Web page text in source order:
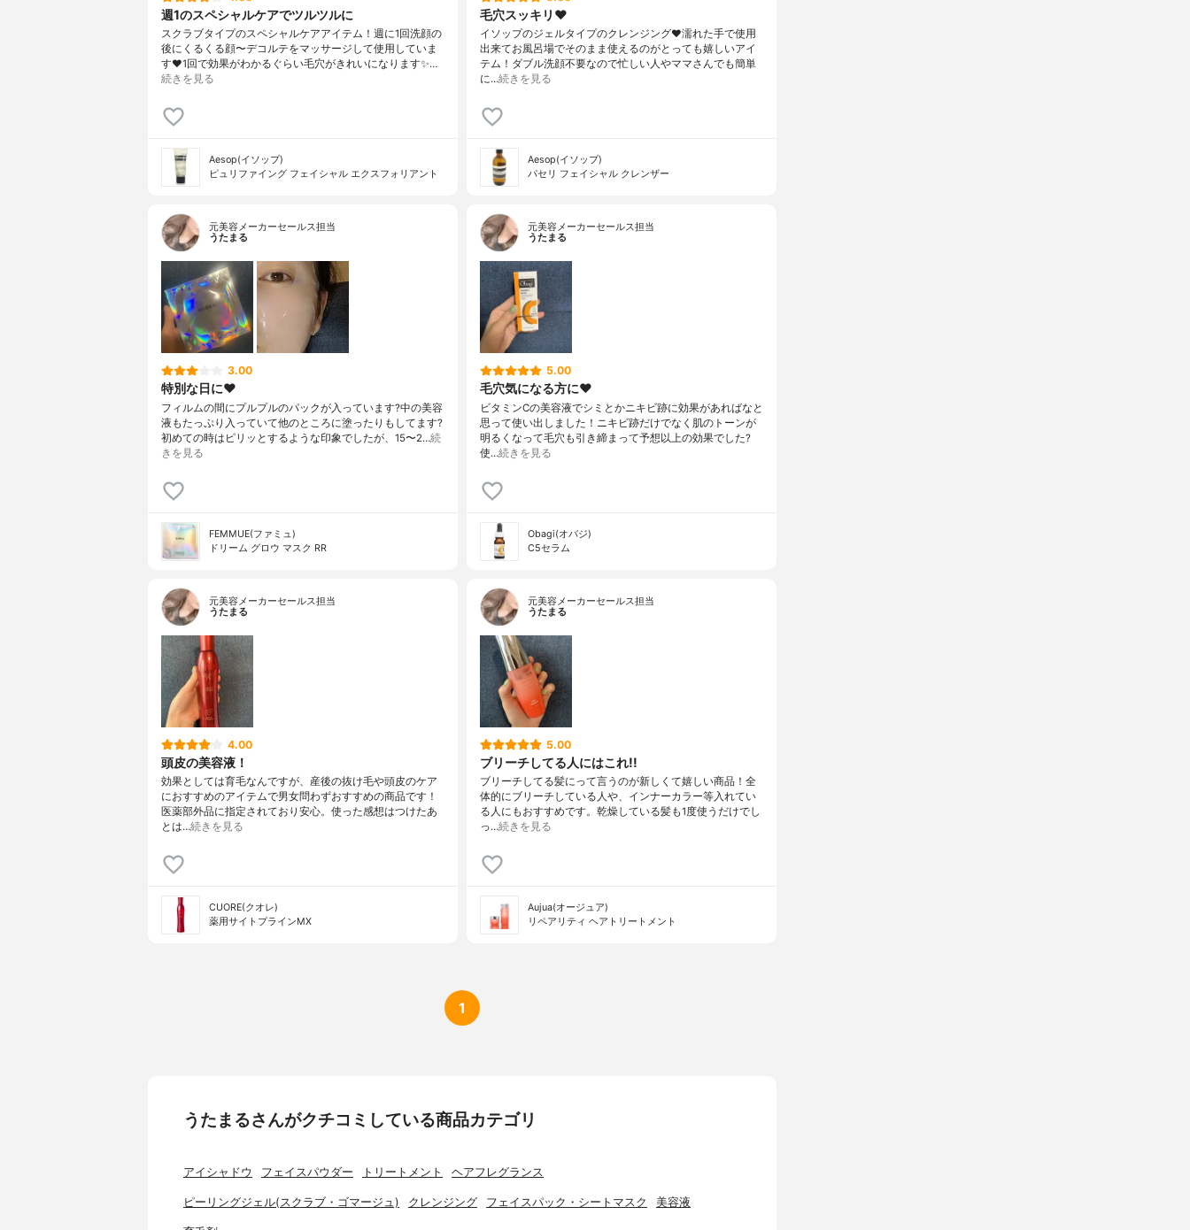
週1のスペシャルケアでツルツルに
スクラブタイプのスペシャルケアアイテム！週に1回洗顔の
後にくるくる顔〜デコルテをマッサージして使用していま
す❤️1回で効果がわかるぐらい毛穴がきれいになります✨…
続きを見る
Aesop(イソップ)
ピュリファイング フェイシャル エクスフォリアント
毛穴スッキリ❤️
イソップのジェルタイプのクレンジング❤️濡れた手で使用
出来てお風呂場でそのまま使えるのがとっても嬉しいアイ
テム！ダブル洗顔不要なので忙しい人やママさんでも簡単
に…続きを見る
Aesop(イソップ)
パセリ フェイシャル クレンザー
元美容メーカーセールス担当
うたまる
3.00
特別な日に❤️
フィルムの間にプルプルのパックが入っています?中の美容
液もたっぷり入っていて他のところに塗ったりもしてます?
初めての時はピリッとするような印象でしたが、15〜2…続
きを見る
FEMMUE(ファミュ)
ドリーム グロウ マスク RR
元美容メーカーセールス担当
うたまる
5.00
毛穴気になる方に❤️
ビタミンCの美容液でシミとかニキビ跡に効果があればなと
思って使い出しました！ニキビ跡だけでなく肌のトーンが
明るくなって毛穴も引き締まって予想以上の効果でした?
使…続きを見る
Obagi(オバジ)
C5セラム
元美容メーカーセールス担当
うたまる
4.00
頭皮の美容液！
効果としては育毛なんですが、産後の抜け毛や頭皮のケア
におすすめのアイテムで男女問わずおすすめの商品です！
医薬部外品に指定されており安心。使った感想はつけたあ
とは…続きを見る
CUORE(クオレ)
薬用サイトプラインMX
元美容メーカーセールス担当
うたまる
5.00
ブリーチしてる人にはこれ!!
ブリーチしてる髪にって言うのが新しくて嬉しい商品！全
体的にブリーチしている人や、インナーカラー等入れてい
る人にもおすすめです。乾燥している髪も1度使うだけでし
っ…続きを見る
Aujua(オージュア)
リペアリティ ヘアトリートメント
1
うたまるさんがクチコミしている商品カテゴリ
アイシャドウ フェイスパウダー トリートメント ヘアフレグランス
ピーリングジェル(スクラブ・ゴマージュ) クレンジング フェイスパック・シートマスク 美容液